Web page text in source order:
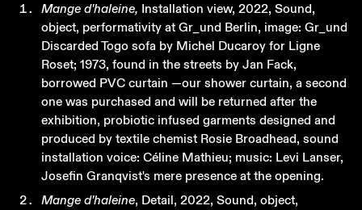
Mange d'haleine, Installation view, 2022, Sound,
object, performativity at Gr_und Berlin, image: Gr_und
Discarded Togo sofa by Michel Ducaroy for Ligne
Roset; 1973, found in the streets by Jan Fack,
borrowed PVC curtain —our shower curtain, a second
one was purchased and will be returned after the
exhibition, probiotic infused garments designed and
produced by textile chemist Rosie Broadhead, sound
installation voice: Céline Mathieu; music: Levi Lanser,
Josefin Granqvist's mere presence at the opening.
Mange d'haleine, Detail, 2022, Sound, object,